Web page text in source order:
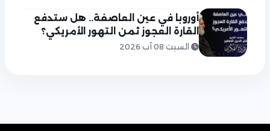
أوروبا في عين العاصفة.. هل ستدفع
القارة العجوز ثمن التهور الأمريكي؟
السبت 08 آب 2026